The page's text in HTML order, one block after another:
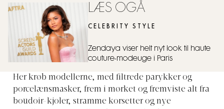
LÆS OGÅ
CELEBRITY STYLE
Zendaya viser helt nyt look til haute
couture-modeuge i Paris
Her krøb modellerne, med filtrede parykker og
porcelænsmasker, frem i mørket og fremviste alt fra
boudoir-kjoler, stramme korsetter og nye